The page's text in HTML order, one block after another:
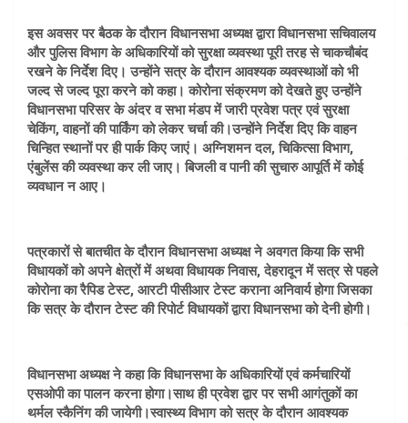
इस अवसर पर बैठक के दौरान विधानसभा अध्यक्ष द्वारा विधानसभा सचिवालय
और पुलिस विभाग के अधिकारियों को सुरक्षा व्यवस्था पूरी तरह से चाकचौबंद
रखने के निर्देश दिए। उन्होंने सत्र के दौरान आवश्यक व्यवस्थाओं को भी
जल्द से जल्द पूरा करने को कहा। कोरोना संक्रमण को देखते हुए उन्होंने
विधानसभा परिसर के अंदर व सभा मंडप में जारी प्रवेश पत्र एवं सुरक्षा
चेकिंग, वाहनों की पार्किंग को लेकर चर्चा की।उन्होंने निर्देश दिए कि वाहन
चिन्हित स्थानों पर ही पार्क किए जाएं। अग्निशमन दल, चिकित्सा विभाग,
एंबुलेंस की व्यवस्था कर ली जाए। बिजली व पानी की सुचारु आपूर्ति में कोई
व्यवधान न आए।
पत्रकारों से बातचीत के दौरान विधानसभा अध्यक्ष ने अवगत किया कि सभी
विधायकों को अपने क्षेत्रों में अथवा विधायक निवास, देहरादून में सत्र से पहले
कोरोना का रैपिड टेस्ट, आरटी पीसीआर टेस्ट कराना अनिवार्य होगा जिसका
कि सत्र के दौरान टेस्ट की रिपोर्ट विधायकों द्वारा विधानसभा को देनी होगी।
विधानसभा अध्यक्ष ने कहा कि विधानसभा के अधिकारियों एवं कर्मचारियों
एसओपी का पालन करना होगा।साथ ही प्रवेश द्वार पर सभी आगंतुकों का
थर्मल स्कैनिंग की जायेगी।स्वास्थ्य विभाग को सत्र के दौरान आवश्यक